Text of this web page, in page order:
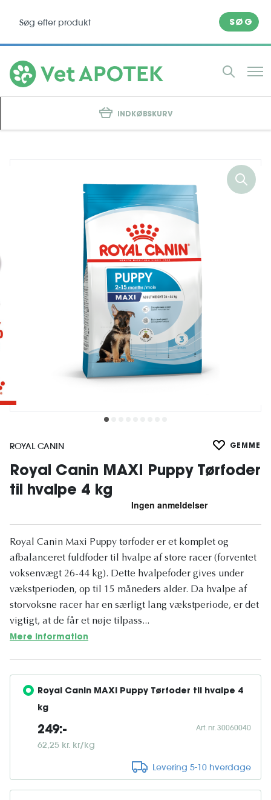
SØG
INDKØBSKURV
ROYAL CANIN GEMME
Royal Canin MAXI Puppy Tørfoder
til hvalpe 4 kg
Royal Canin Maxi Puppy tørfoder er et komplet og
afbalanceret fuldfoder til hvalpe af store racer (forventet
voksenvægt 26-44 kg). Dette hvalpefoder gives under
vækstperioden, op til 15 måneders alder. Da hvalpe af
storvoksne racer har en særligt lang vækstperiode, er det
vigtigt, at de får et nøje tilpass...
Mere information
Royal Canin MAXI Puppy Tørfoder til hvalpe 4
kg
249:-
62,25 kr. kr/kg
Art. nr. 30060040
Levering 5-10 hverdage